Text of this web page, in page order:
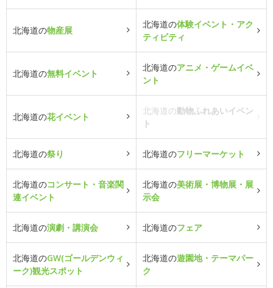
北海道の物産展
北海道の体験イベント・アク
ティビティ
北海道の無料イベント
北海道のアニメ・ゲームイベ
ント
北海道の花イベント
北海道の動物ふれあいイベン
ト
北海道の祭り 北海道のフリーマーケット
北海道のコンサート・音楽関
連イベント
北海道の美術展・博物展・展
示会
北海道の演劇・講演会 北海道のフェア
北海道のGW(ゴールデンウィ
ーク)観光スポット
北海道の遊園地・テーマパー
ク